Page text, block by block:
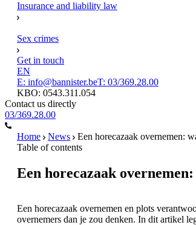
Insurance and liability law
Sex crimes
Get in touch
EN
E: info@bannister.beT: 03/369.28.00
KBO: 0543.311.054
Contact us directly
03/369.28.00
Home News
Een horecazaak overnemen:
Table of contents
Een horecazaak
Een horecazaak overnemen en plots
overnemers dan je zou denken. In dit artikel